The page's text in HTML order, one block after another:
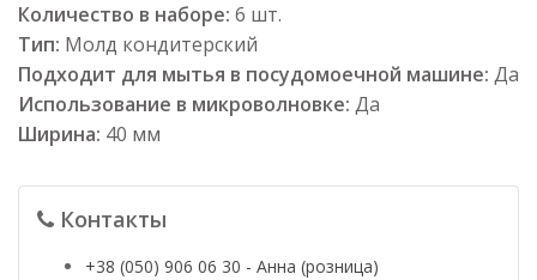
Количество в наборе: 6 шт.
Тип: Молд кондитерский
Подходит для мытья в посудомоечной машине: Да
Использование в микроволновке: Да
Ширина: 40 мм
Контакты
+38 (050) 906 06 30 - Анна (розница)